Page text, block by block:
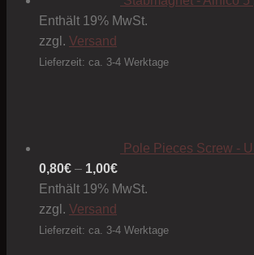
Enthält 19% MwSt.
zzgl. Versand
Lieferzeit: ca. 3-4 Werktage
Pole Pieces Screw -
0,80€ – 1,00€Preisspanne:
0,80€
1,00€
Enthält 19% MwSt.
zzgl. Versand
Lieferzeit: ca. 3-4 Werktage